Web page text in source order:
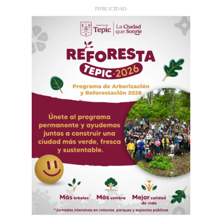
PUBLICIDAD